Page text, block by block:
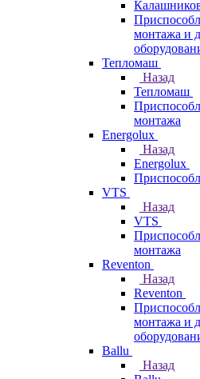
монтажа и
Тепломаш
Назад
Тепломаш
монтажа
Energolux
Назад
Energolux
VTS
Назад
VTS
монтажа
Reventon
Назад
Reventon
монтажа и
Ballu
Назад